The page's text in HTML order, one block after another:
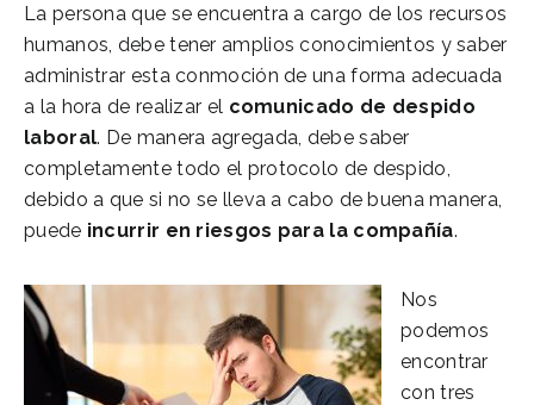
La persona que se encuentra a cargo de los recursos
humanos, debe tener amplios conocimientos y saber
administrar esta conmoción de una forma adecuada
a la hora de realizar el comunicado de despido
laboral. De manera agregada, debe saber
completamente todo el protocolo de despido,
debido a que si no se lleva a cabo de buena manera,
puede incurrir en riesgos para la compañía.
Nos
podemos
encontrar
con tres